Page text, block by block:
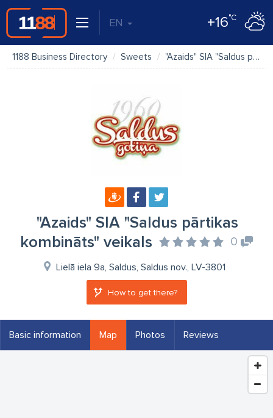
EN +16°C
1188 Business Directory Sweets "Azaids" SIA "Saldus pārtikas kombināts" veikals
"Azaids" SIA "Saldus pārtikas
kombināts" veikals
0
Lielā iela 9a, Saldus, Saldus nov., LV-3801
How to get there?
Basic information Map Photos Reviews